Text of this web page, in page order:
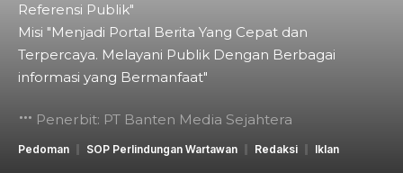
Referensi Publik"
Misi "Menjadi Portal Berita Yang Cepat dan
Terpercaya. Melayani Publik Dengan Berbagai
informasi yang Bermanfaat"
Penerbit: PT Banten Media Sejahtera
Pedoman SOP Perlindungan Wartawan Redaksi Iklan